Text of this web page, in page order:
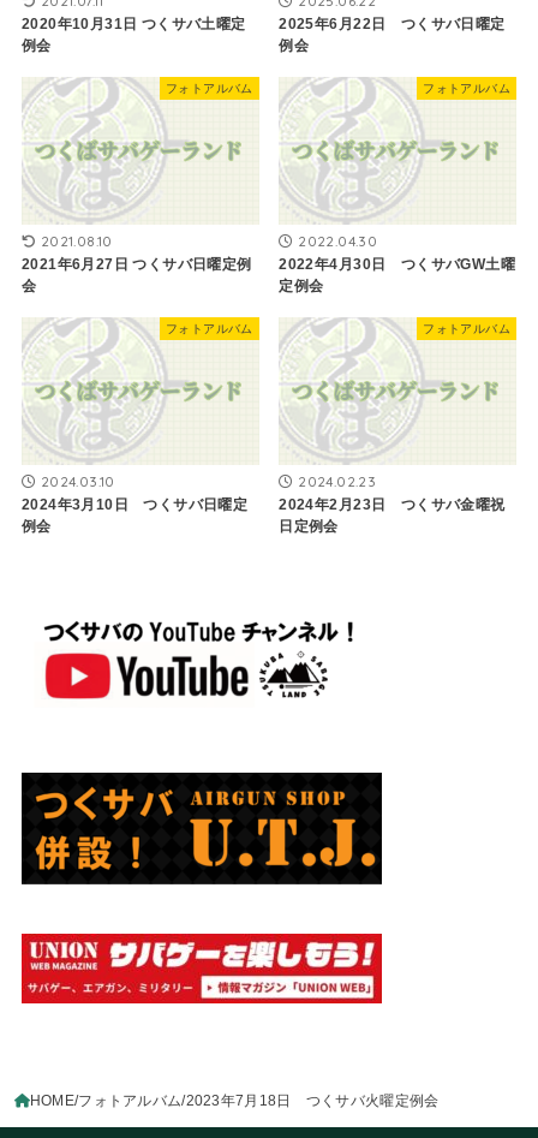
2020年10月31日 つくサバ土曜定
例会
2025年6月22日 つくサバ日曜定
例会
フォトアルバム
2021.08.10
2021年6月27日 つくサバ日曜定例
会
フォトアルバム
2022.04.30
2022年4月30日 つくサバGW土曜
定例会
フォトアルバム
2024.03.10
2024年3月10日 つくサバ日曜定
例会
フォトアルバム
2024.02.23
2024年2月23日 つくサバ金曜祝
日定例会
HOME フォトアルバム 2023年7月18日 つくサバ火曜定例会